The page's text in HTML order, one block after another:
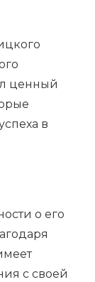
ценный
в
о его
с своей